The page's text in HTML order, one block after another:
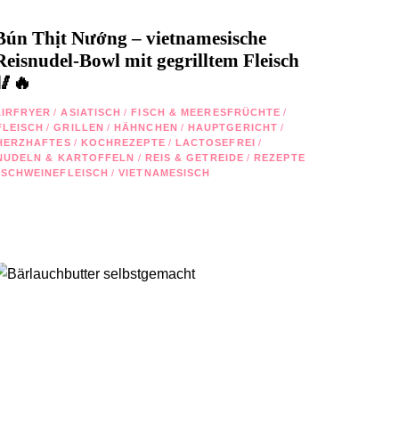
Thịt Nướng – vietnamesische
Bowl mit gegrilltem Fleisch
/ ASIATISCH / FISCH & MEERESFRÜCHTE /
/ GRILLEN / HÄHNCHEN / HAUPTGERICHT /
/ KOCHREZEPTE / LACTOSEFREI /
& KARTOFFELN / REIS & GETREIDE / REZEPTE
SCHWEINEFLEISCH / VIETNAMESISCH